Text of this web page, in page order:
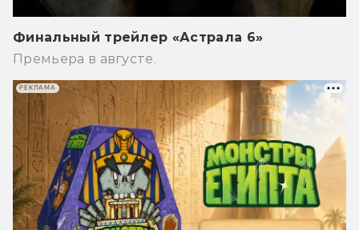
Финальный трейлер «Астрала 6»
Премьера в августе.
РЕКЛАМА